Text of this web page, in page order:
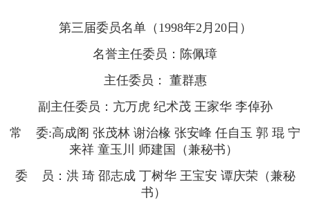
第三届委员名单（1998年2月20日）
名誉主任委员：陈佩璋
主任委员： 董群惠
副主任委员：亢万虎 纪术茂 王家华 李倬孙
常 委:高成阁 张茂林 谢治椽 张安峰 任自玉 郭 琨 宁
来祥 童玉川 师建国（兼秘书）
委 员：洪 琦 邵志成 丁树华 王宝安 谭庆荣（兼秘
书）